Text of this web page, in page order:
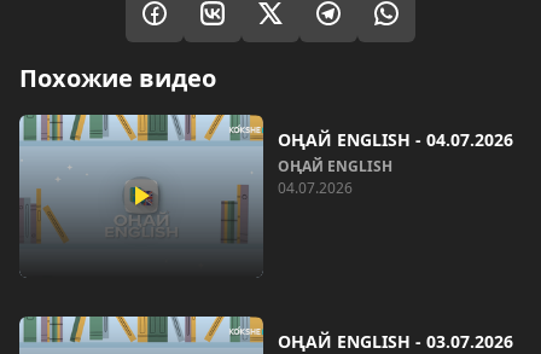
Похожие видео
ОҢАЙ ENGLISH - 04.07.2026
ОҢАЙ ENGLISH
04.07.2026
ОҢАЙ ENGLISH - 03.07.2026